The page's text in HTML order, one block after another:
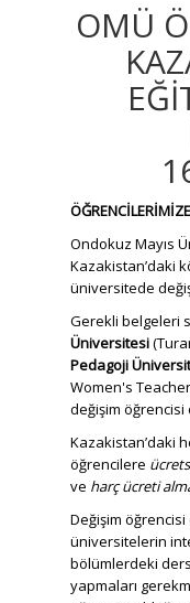
OMÜ
Ondokuz Mayıs
Kazakistan’daki
üniversitede
Gerekli belgeleri
Üniversitesi
Pedagoji
Women's
değişim öğrencisi
Kazakistan’daki
öğrencilere
ve harç ücreti
Değişim
üniversitelerin
bölümlerdeki
yapmaları